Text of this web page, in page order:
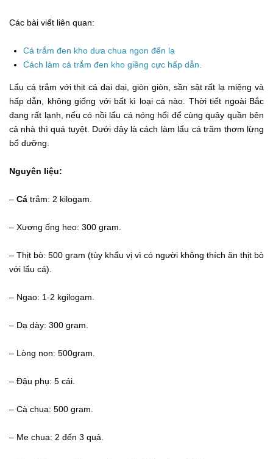
Các bài viết liên quan:
Cá trắm đen kho dưa chua ngon đến lạ
Cách làm cá trắm đen kho giềng cực hấp dẫn.
Lẩu cá trắm với thịt cá dai dai, giòn giòn, sần sật rất lạ miệng và
hấp dẫn, không giống với bất kì loại cá nào. Thời tiết ngoài Bắc
đang rất lạnh, nếu có nồi lẩu cá nóng hổi để cùng quây quần bên
cả nhà thì quá tuyệt. Dưới đây là cách làm lẩu cá trăm thơm lừng
bổ dưỡng.
Nguyên liệu:
– Cá trắm: 2 kilogam.
– Xương ống heo: 300 gram.
– Thịt bò: 500 gram (tùy khẩu vị vì có người không thích ăn thịt bò
với lẩu cá).
– Ngao: 1-2 kgilogam.
– Dạ dày: 300 gram.
– Lòng non: 500gram.
– Đậu phụ: 5 cái.
– Cà chua: 500 gram.
– Me chua: 2 đến 3 quả.